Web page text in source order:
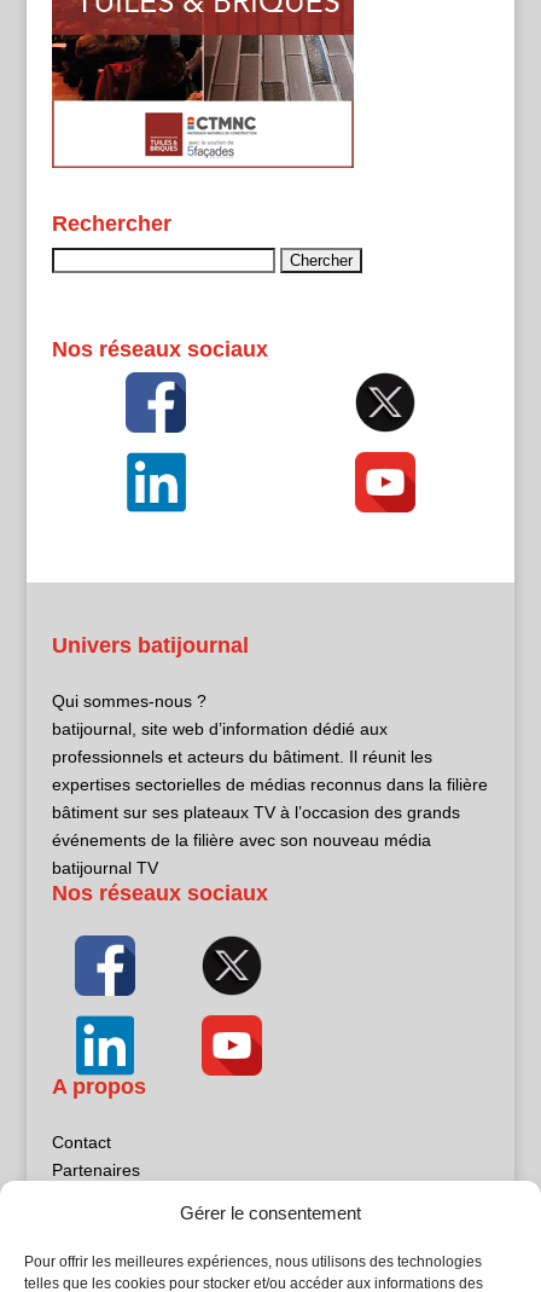
Gérer le consentement
Pour offrir les meilleures expériences, nous utilisons des technologies
telles que les cookies pour stocker et/ou accéder aux informations des
Rechercher
Nos réseaux sociaux
Univers batijournal
Qui sommes-nous ?
batijournal, site web d’information dédié aux
professionnels et acteurs du bâtiment. Il réunit les
expertises sectorielles de médias reconnus dans la filière
bâtiment sur ses plateaux TV à l’occasion des grands
événements de la filière avec son nouveau média
batijournal TV
Nos réseaux sociaux
A propos
Contact
Partenaires
Politique de confidentialité
Sites partenaires